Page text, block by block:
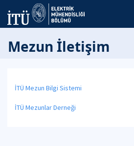
Mezun İletişim
İTÜ Mezun Bilgi Sistemi
İTÜ Mezunlar Derneği